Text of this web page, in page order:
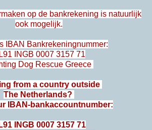
op de bankrekening is natuurlijk
ook mogelijk.
IBAN Bankrekeningnummer:
INGB 0007 3157 71
Dog Rescue Greece
from a country outside
The Netherlands?
IBAN-bankaccountnumber:
INGB 0007 3157 71